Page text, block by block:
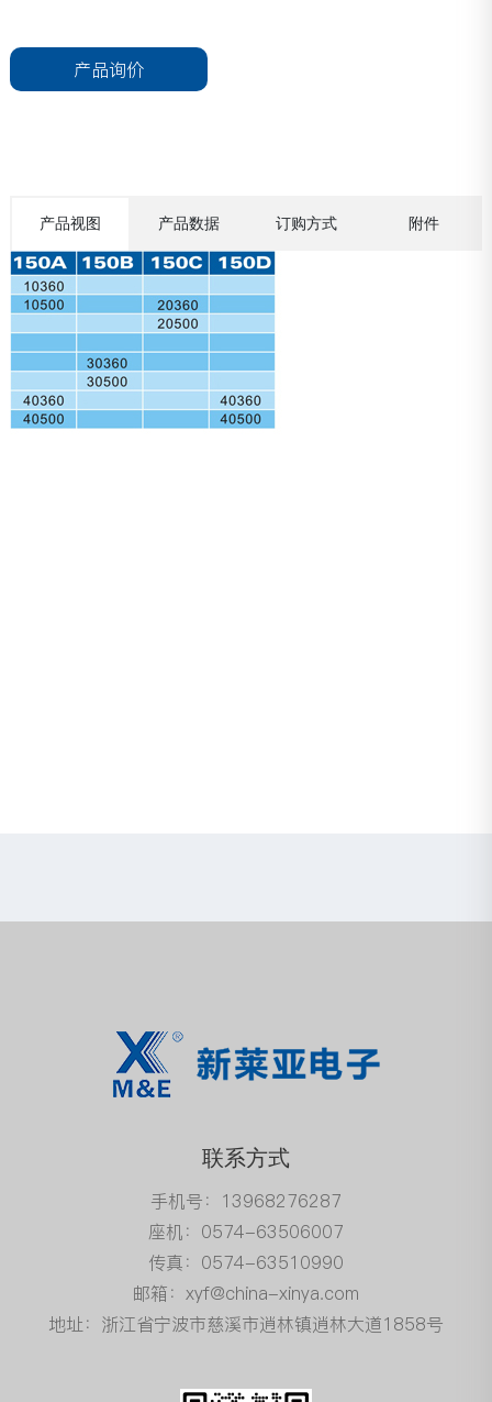
产品询价
产品视图 产品数据 订购方式 附件
联系方式
手机号：13968276287
座机：0574-63506007
传真：0574-63510990
邮箱：xyf@china-xinya.com
地址：浙江省宁波市慈溪市逍林镇逍林大道1858号